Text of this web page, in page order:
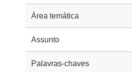
Área temática
Assunto
Palavras-chaves